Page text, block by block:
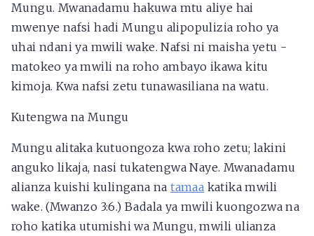
Mungu. Mwanadamu hakuwa mtu aliye hai
mwenye nafsi hadi Mungu alipopulizia roho ya
uhai ndani ya mwili wake. Nafsi ni maisha yetu -
matokeo ya mwili na roho ambayo ikawa kitu
kimoja. Kwa nafsi zetu tunawasiliana na watu.
Kutengwa na Mungu
Mungu alitaka kutuongoza kwa roho zetu; lakini
anguko likaja, nasi tukatengwa Naye. Mwanadamu
alianza kuishi kulingana natamaa katika mwili
wake. (Mwanzo 3:6.) Badala ya mwili kuongozwa na
roho katika utumishi wa Mungu, mwili ulianza